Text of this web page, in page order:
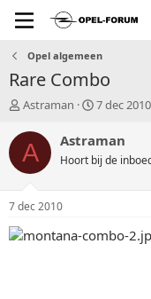
Opel algemeen
Rare Combo
T
p
i
t
a
r
Astraman
S
a
r
t
u
7 dec 2010
A Astraman
Hoort bij de
7 dec 2010